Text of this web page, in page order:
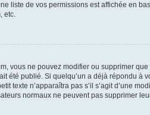
liste de vos permissions est affichée en
etc.
vous ne pouvez modifier ou supprimer
été publié. Si quelqu’un a déjà répondu
texte n’apparaîtra pas s’il s’agit d’une
normaux ne peuvent pas supprimer